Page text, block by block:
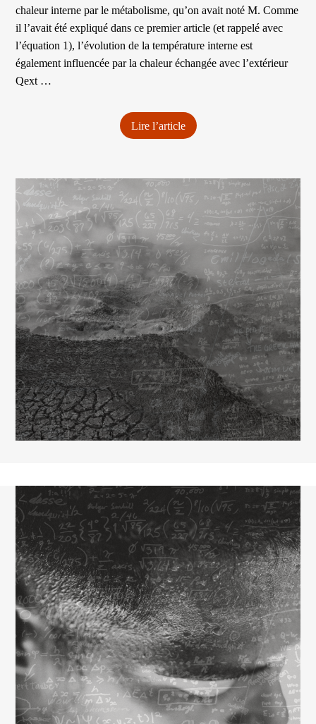
chaleur interne par le métabolisme, qu’on avait noté M. Comme
il l’avait été expliqué dans ce premier article (et rappelé avec
l’équation 1), l’évolution de la température interne est
également influencée par la chaleur échangée avec l’extérieur
Qext …
Lire l’article